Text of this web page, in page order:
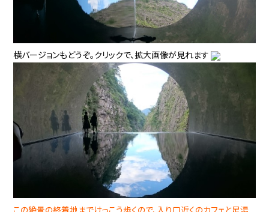
横バージョンもどうぞ。クリックで、拡大画像が見れます
この絶景の終着地までけっこう歩くので、入り口近くのカフェと足湯